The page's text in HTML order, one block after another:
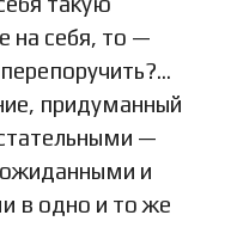
на себя, то —
придуманный
—
и
в одно и то же